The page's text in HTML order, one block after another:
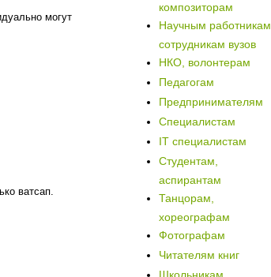
могут
ватсап.
композиторам
Научным работникам,
сотрудникам вузов
НКО, волонтерам
Педагогам
Предпринимателям
Специалистам
IT специалистам
Студентам,
аспирантам
Танцорам,
хореографам
Фотографам
Читателям книг